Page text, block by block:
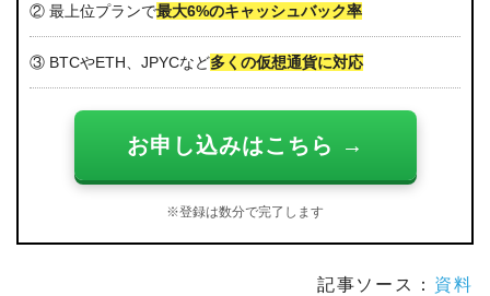
② 最上位プランで最大6%のキャッシュバック率
③ BTCやETH、JPYCなど多くの仮想通貨に対応
お申し込みはこちら →
※登録は数分で完了します
記事ソース： 資料